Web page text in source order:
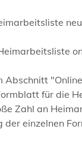
Abschnitt
für die
Zahl an
einzelnen